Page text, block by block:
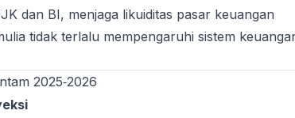
dan BI, menjaga likuiditas pasar keuangan
tidak terlalu mempengaruhi sistem
2025‑2026